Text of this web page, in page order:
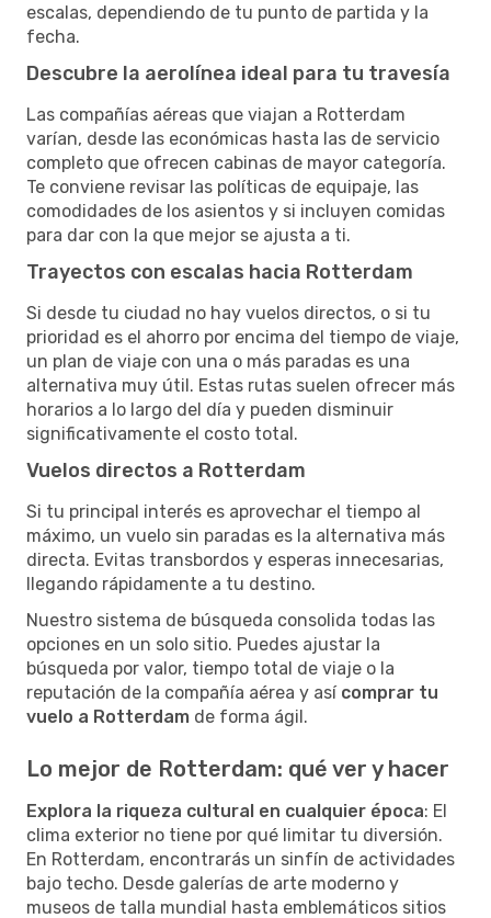
escalas, dependiendo de tu punto de partida y la
fecha.
Descubre la aerolínea ideal para tu travesía
Las compañías aéreas que viajan a Rotterdam
varían, desde las económicas hasta las de servicio
completo que ofrecen cabinas de mayor categoría.
Te conviene revisar las políticas de equipaje, las
comodidades de los asientos y si incluyen comidas
para dar con la que mejor se ajusta a ti.
Trayectos con escalas hacia Rotterdam
Si desde tu ciudad no hay vuelos directos, o si tu
prioridad es el ahorro por encima del tiempo de viaje,
un plan de viaje con una o más paradas es una
alternativa muy útil. Estas rutas suelen ofrecer más
horarios a lo largo del día y pueden disminuir
significativamente el costo total.
Vuelos directos a Rotterdam
Si tu principal interés es aprovechar el tiempo al
máximo, un vuelo sin paradas es la alternativa más
directa. Evitas transbordos y esperas innecesarias,
llegando rápidamente a tu destino.
Nuestro sistema de búsqueda consolida todas las
opciones en un solo sitio. Puedes ajustar la
búsqueda por valor, tiempo total de viaje o la
reputación de la compañía aérea y así comprar tu
vuelo a Rotterdam de forma ágil.
Lo mejor de Rotterdam: qué ver y hacer
Explora la riqueza cultural en cualquier época: El
clima exterior no tiene por qué limitar tu diversión.
En Rotterdam, encontrarás un sinfín de actividades
bajo techo. Desde galerías de arte moderno y
museos de talla mundial hasta emblemáticos sitios